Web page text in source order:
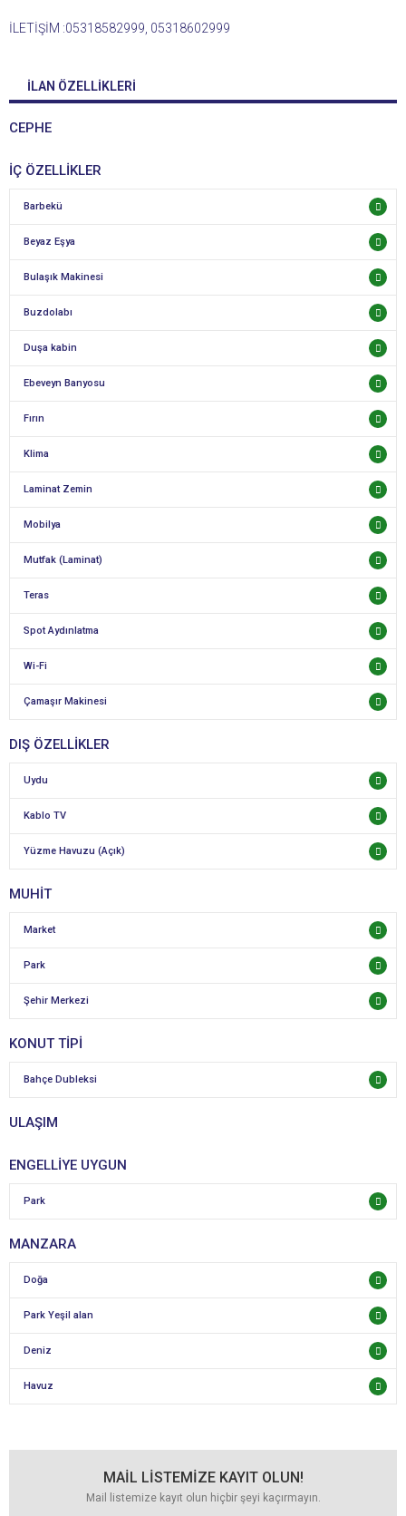
İLETİŞİM :05318582999, 05318602999
İLAN ÖZELLIKLERI
CEPHE
İÇ ÖZELLİKLER
Barbekü
Beyaz Eşya
Bulaşık Makinesi
Buzdolabı
Duşa kabin
Ebeveyn Banyosu
Fırın
Klima
Laminat Zemin
Mobilya
Mutfak (Laminat)
Teras
Spot Aydınlatma
Wi-Fi
Çamaşır Makinesi
DIŞ ÖZELLİKLER
Uydu
Kablo TV
Yüzme Havuzu (Açık)
MUHİT
Market
Park
Şehir Merkezi
KONUT TİPİ
Bahçe Dubleksi
ULAŞIM
ENGELLİYE UYGUN
Park
MANZARA
Doğa
Park Yeşil alan
Deniz
Havuz
MAİL LİSTEMİZE KAYIT OLUN!
Mail listemize kayıt olun hiçbir şeyi kaçırmayın.